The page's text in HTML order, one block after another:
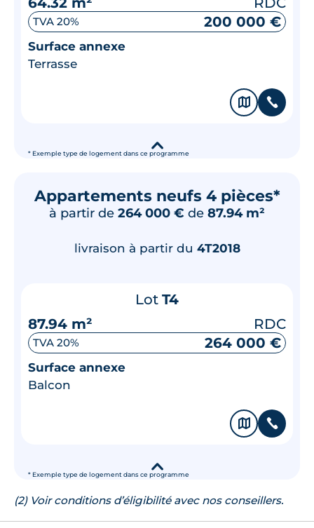
* Exemple type de logement dans ce programme
TVA 20% 200 000 €
Surface annexe
Terrasse
🗞 📞
▾
Appartements neufs 4 pièces*
à partir de 264 000 € de 87.94 m²
* Exemple type de logement dans ce programme
livraison à partir du 4T2018
Lot T4
87.94 m²
RDC
TVA 20% 264 000 €
Surface annexe
Balcon
🗞 📞
▾
(2) Voir conditions d’éligibilité avec nos conseillers.